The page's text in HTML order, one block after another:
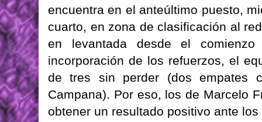
encuentra en el anteúltimo puesto,
cuarto, en zona de clasificación al
en levantada desde el
incorporación de los refuerzos, el
de tres sin perder (dos empates
Campana). Por eso, los de Marcelo
obtener un resultado positivo ante